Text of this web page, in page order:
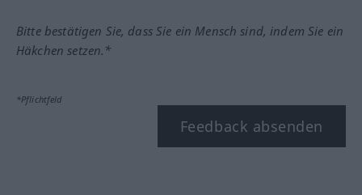
Bitte bestätigen Sie, dass Sie ein Mensch sind, indem Sie ein
Häkchen setzen.*
*Pflichtfeld
Feedback absenden